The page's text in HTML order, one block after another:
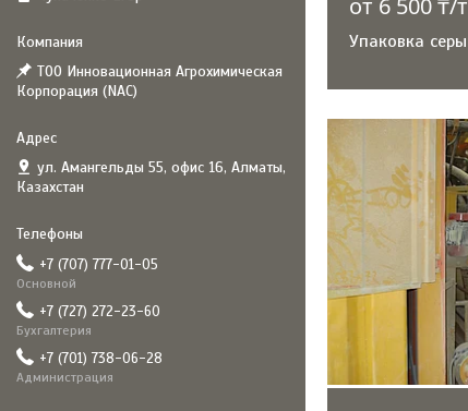
от 6 500 ₸/т
Упаковка серы
ТОО Инновационная Агрохимическая
Корпорация (NAC)
ул. Амангельды 55, офис 16, Алматы,
Казахстан
+7 (707) 777-01-05
Основной
+7 (727) 272-23-60
Бухгалтерия
+7 (701) 738-06-28
Администрация